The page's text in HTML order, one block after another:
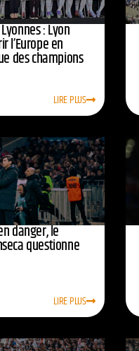
: Lyon
l’Europe en
des champions
LIRE PLUS
danger, le
questionne
LIRE PLUS